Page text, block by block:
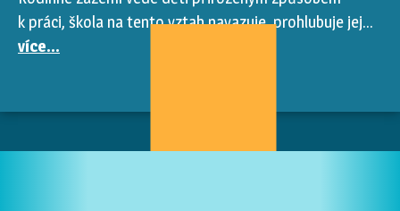
k práci, škola na tento vztah navazuje, prohlubuje jej...
více...